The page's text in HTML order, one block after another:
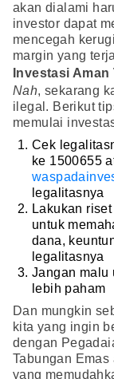
akan dialami
investor dapat
mencegah
margin yang
Investasi
Nah, sekarang
ilegal. Berikut
memulai
Cek
ke 1500655
legalitasnya
Lakukan
untuk
dana,
legalitasnya
Jangan malu
lebih paham
Dan mungkin
kita yang ingin
dengan
Tabungan
yang